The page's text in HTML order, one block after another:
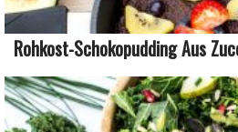
Rohkost-Schokopudding Aus